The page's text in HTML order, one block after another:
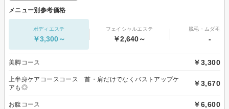
メニュー別参考価格
ボディエステ
￥3,300～
フェイシャルエステ
￥2,640～
脱毛・ムダ毛処
-
美脚コース ￥3,300
上半身ケアコースコース 首・肩だけでなくバストアップケ
アも◎
￥3,670
お腹コース ￥6,600